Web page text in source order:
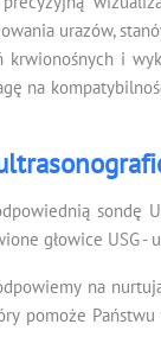
urazów,
i
na
sondę
głowice USG
na
pomoże